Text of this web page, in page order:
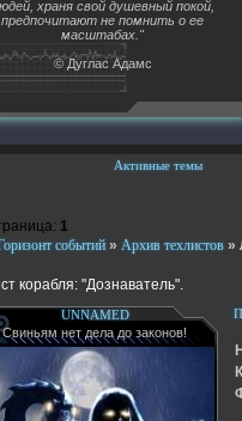
Активные темы
храня свой душевный покой,
предпочитают не помнить о ее
масштабах."
© Дуглас Адамс
событий » Архив техлистов »
корабля: "Дознаватель".
1
UNNAMED
Свиньям нет дела до законов!